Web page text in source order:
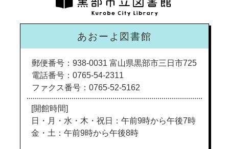
あおーよ図書館
郵便番号：938-0031 富山県黒部市三日市725
電話番号：0765-54-2311
ファクス番号：0765-52-5162
[開館時間]
日・月・水・木・祝日：午前9時から午後7時
金・土：午前9時から午後8時